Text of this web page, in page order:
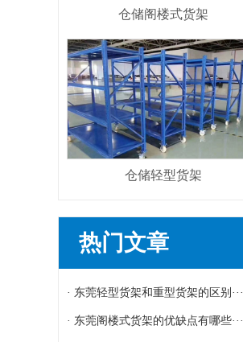
仓储阁楼式货架
仓储轻型货架
热门文章
· 东莞轻型货架和重型货架的区别···
· 东莞阁楼式货架的优缺点有哪些···